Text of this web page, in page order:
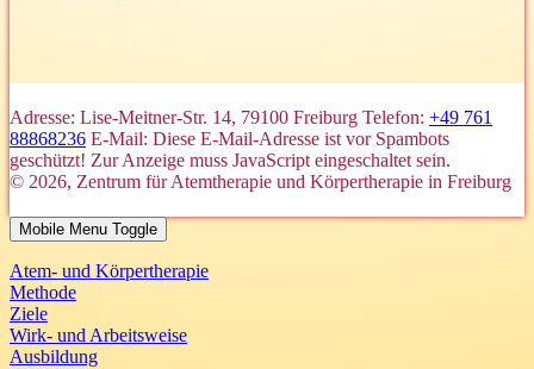
Adresse: Lise-Meitner-Str. 14, 79100 Freiburg Telefon: +49 761
88868236 E-Mail: Diese E-Mail-Adresse ist vor Spambots
geschützt! Zur Anzeige muss JavaScript eingeschaltet sein.
© 2026, Zentrum für Atemtherapie und Körpertherapie in Freiburg
Mobile Menu Toggle
Atem- und Körpertherapie
Methode
Ziele
Wirk- und Arbeitsweise
Ausbildung